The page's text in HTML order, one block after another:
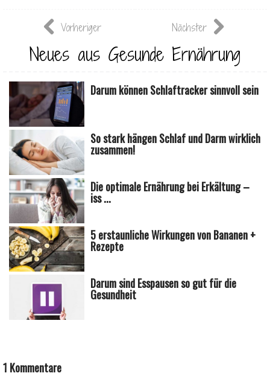
Vorheriger Nächster
Neues aus Gesunde Ernährung
Darum können Schlaftracker sinnvoll sein
So stark hängen Schlaf und Darm wirklich
zusammen!
Die optimale Ernährung bei Erkältung –
iss ...
5 erstaunliche Wirkungen von Bananen +
Rezepte
Darum sind Esspausen so gut für die
Gesundheit
1 Kommentare